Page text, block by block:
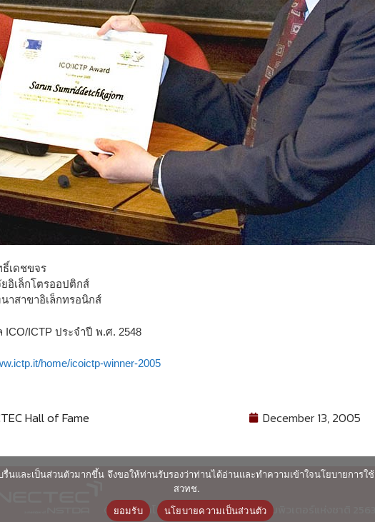
เดชขจร
อิเล็กโตรออปติกส์
าสาขาอิเล็กทรอนิกส์
ICO/ICTP ประจำปี พ.ศ. 2548
home/icoictp-winner-2005
Hall of Fame December 13, 2005
© ศูนย์เทคโนโลยีอิเล็กทรอนิกส์และคอมพิวเตอร์แห่งชาติ 2563
รื่นและเป็นส่วนตัวมากขึ้น จึงขอให้ท่านรับรองว่าท่านได้อ่านและทำความเข้าใจนโยบายกา
สวทช.
ยอมรับ
นโยบายความเป็นส่วนตัว